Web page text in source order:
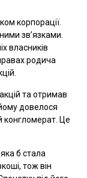
корпорації.
зв’язками.
власників
родича
та отримав
довелося
конгломерат. Це
б стала
тож він